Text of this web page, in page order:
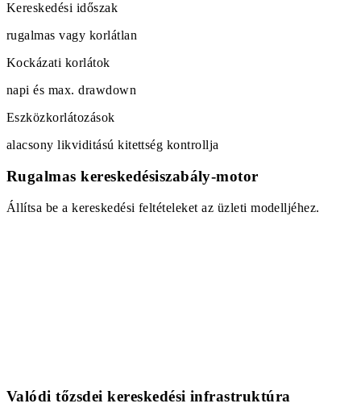
Kereskedési időszak
rugalmas vagy korlátlan
Kockázati korlátok
napi és max. drawdown
Eszközkorlátozások
alacsony likviditású kitettség kontrollja
Rugalmas kereskedésiszabály-motor
Állítsa be a kereskedési feltételeket az üzleti modelljéhez.
Valódi tőzsdei kereskedési infrastruktúra